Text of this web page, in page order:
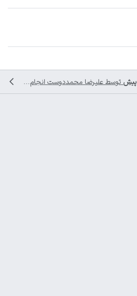
توسط علیرضا محمددوست انجام شده است